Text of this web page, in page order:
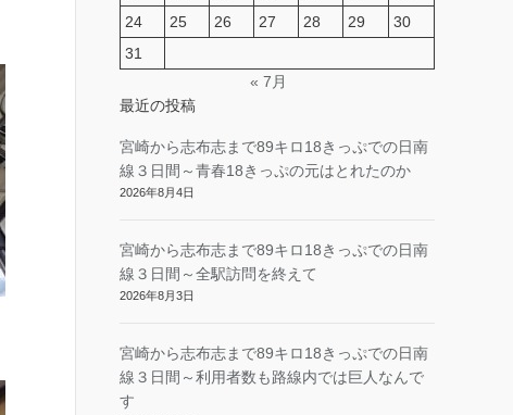
24
25 26 27 28 29
30
31
« 7月
最近の投稿
宮崎から志布志まで89キロ18きっぷでの日南
線３日間～青春18きっぷの元はとれたのか
2026年8月4日
宮崎から志布志まで89キロ18きっぷでの日南
線３日間～全駅訪問を終えて
2026年8月3日
宮崎から志布志まで89キロ18きっぷでの日南
線３日間～利用者数も路線内では巨人なんで
す